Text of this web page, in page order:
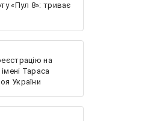
«Пул 8»: триває
на
Тараса
України